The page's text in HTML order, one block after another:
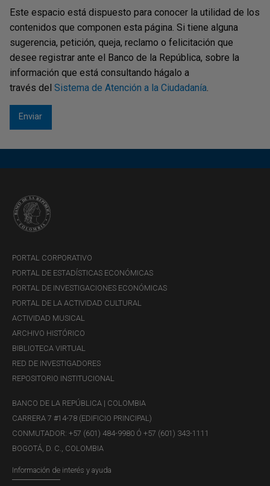
como por la ocurrencia de acontecimientos externos
asociados a estos.
Lavado de activos y financiación del terrorismo
(LAFT):riesgo de que una entidad sea utilizada para
dar apariencia de legalidad a activos provenientes de
actividades delictivas o para la canalización de
recursos hacia la realización de actividades terroristas.
Lavado de activos: conjunto de actividades
encaminadas a ocultar el origen ilícito o a dar apariencia
de legalidad a recursos obtenidos producto de la
canalizar recursos lícitos o ilícitos para promover,
sufragar o patrocinar individuos, grupos o actividades
terroristas.
derivadas de la interrupción de los procesos internos
producto de la no disponibilidad del recurso humano, la
información, la tecnología o la infraestructura propia del
Banco o de fuentes externas.
Seguridad de la información y ciberriesgo:
seguridad de la información: riesgo de incurrir en
pérdidas derivado de la afectación de la integridad,
confidencialidad o disponibilidad de información de la
entidad. Ciberriesgo: riesgo de incurrir en pérdidas
sistemas de información del Banco o de ataques
cibernéticos.
Legal:riesgo de incurrir en pérdidas derivado de
sanciones o indemnizaciones como resultado del
incumplimiento de regulaciones o de obligaciones
contractuales. Incluye a terceros que actúen en
Este espacio está dispuesto para conocer la utilidad de los
contenidos que componen esta página. Si tiene alguna
sugerencia, petición, queja, reclamo o felicitación que
desee registrar ante el Banco de la República, sobre la
información que está consultando hágalo a
través del Sistema de Atención a la Ciudadanía.
PORTAL CORPORATIVO
PORTAL DE ESTADÍSTICAS ECONÓMICAS
PORTAL DE INVESTIGACIONES ECONÓMICAS
PORTAL DE LA ACTIVIDAD CULTURAL
ACTIVIDAD MUSICAL
ARCHIVO HISTÓRICO
BIBLIOTECA VIRTUAL
RED DE INVESTIGADORES
REPOSITORIO INSTITUCIONAL
BANCO DE LA REPÚBLICA | COLOMBIA
CARRERA 7 #14-78 (EDIFICIO PRINCIPAL)
CONMUTADOR: +57 (601) 484-9980 Ó +57 (601) 343-1111
BOGOTÁ, D. C., COLOMBIA
Información de interés y ayuda